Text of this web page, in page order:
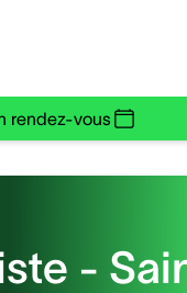
rendez-vous
-